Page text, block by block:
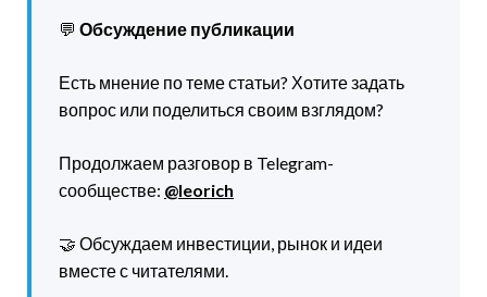
💬 Обсуждение публикации
Есть мнение по теме статьи? Хотите задать
вопрос или поделиться своим взглядом?
Продолжаем разговор в Telegram-
сообществе: @leorich
🤝 Обсуждаем инвестиции, рынок и идеи
вместе с читателями.